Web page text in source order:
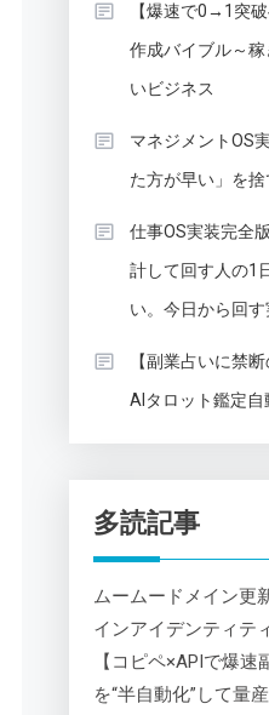
【爆速で0→1突
作成バイブル～
いビジネス
マネジメントOS
た方が早い」を
仕事OS実装完全
計して回す人の1
い。今日から回す
【副業占いに禁
AIタロット鑑定
多読記事
ムームードメイン更
インアイデンティテ
【コピペ×APIで爆
を“半自動化”して量